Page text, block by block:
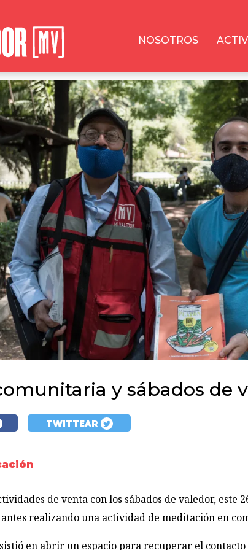
NOSOTROS
y sábados de
TWITTEAR
de venta con los sábados de valedor, este
realizando una actividad de meditación en
en abrir un espacio para recuperar el